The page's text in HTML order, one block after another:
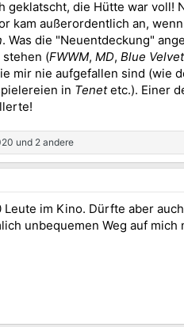
geklatscht, die Hütte war voll!
kam außerordentlich an,
. Was die "Neuentdeckung"
stehen (FWWM, MD, Blue Velvet
mir nie aufgefallen sind (wie
in Tenetetc.). Einer
und 2 andere
Leute im Kino. Dürfte aber
unbequemen Weg auf mich